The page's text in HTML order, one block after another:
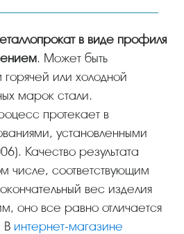
. Может быть
горячей или холодной
марок стали.
протекает в
установленными
Качество результата
числе, соответствующим
вес изделия
оно все равно отличается
В интернет-магазине